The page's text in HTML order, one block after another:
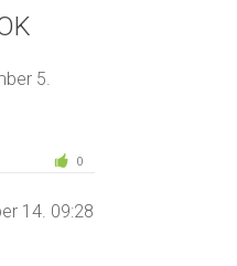
5.
0
14. 09:28